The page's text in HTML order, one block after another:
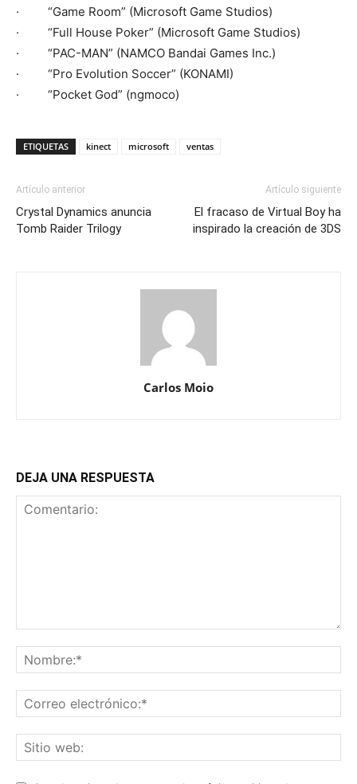
· “Game Room” (Microsoft Game Studios)
· “Full House Poker” (Microsoft Game Studios)
· “PAC-MAN” (NAMCO Bandai Games Inc.)
· “Pro Evolution Soccer” (KONAMI)
· “Pocket God” (ngmoco)
ETIQUETAS kinect microsoft ventas
Artículo anterior
Crystal Dynamics anuncia
Tomb Raider Trilogy
Artículo siguiente
El fracaso de Virtual Boy ha
inspirado la creación de 3DS
Carlos Moio
DEJA UNA RESPUESTA